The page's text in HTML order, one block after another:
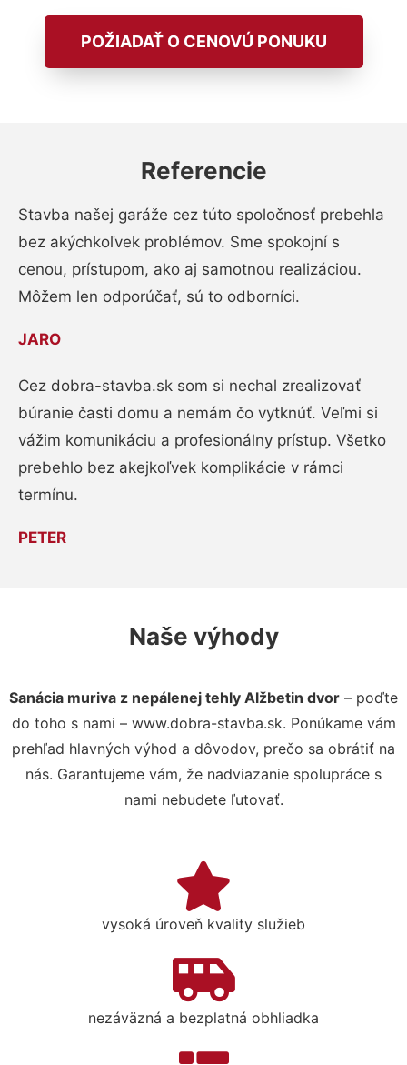
POŽIADAŤ O CENOVÚ PONUKU
Referencie
Stavba našej garáže cez túto spoločnosť prebehla
bez akýchkoľvek problémov. Sme spokojní s
cenou, prístupom, ako aj samotnou realizáciou.
Môžem len odporúčať, sú to odborníci.
JARO
Cez dobra-stavba.sk som si nechal zrealizovať
búranie časti domu a nemám čo vytknúť. Veľmi si
vážim komunikáciu a profesionálny prístup. Všetko
prebehlo bez akejkoľvek komplikácie v rámci
termínu.
PETER
Naše výhody
Sanácia muriva z nepálenej tehly Alžbetin dvor – poďte
do toho s nami – www.dobra-stavba.sk. Ponúkame vám
prehľad hlavných výhod a dôvodov, prečo sa obrátiť na
nás. Garantujeme vám, že nadviazanie spolupráce s
nami nebudete ľutovať.
vysoká úroveň kvality služieb
nezáväzná a bezplatná obhliadka